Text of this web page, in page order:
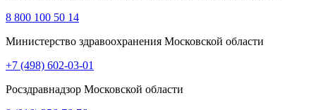
8 800 100 50 14
Министерство здравоохранения Московской области
+7 (498) 602-03-01
Росздравнадзор Московской области